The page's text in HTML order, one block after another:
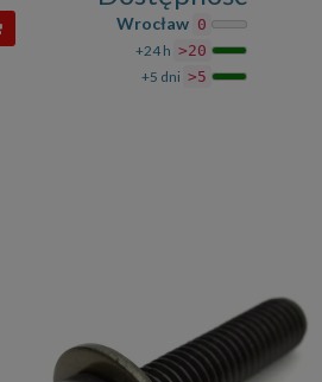
Wrocław 0
+24 h >20
+5 dni >5